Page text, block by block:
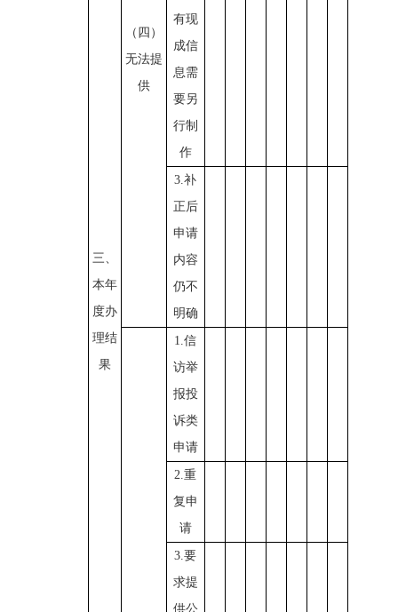
三、
本年
度办
理结
果
（四）
无法提
供
有现
成信
息需
要另
行制
作
3.补
正后
申请
内容
仍不
明确
1.信
访举
报投
诉类
申请
2.重
复申
请
3.要
求提
供公